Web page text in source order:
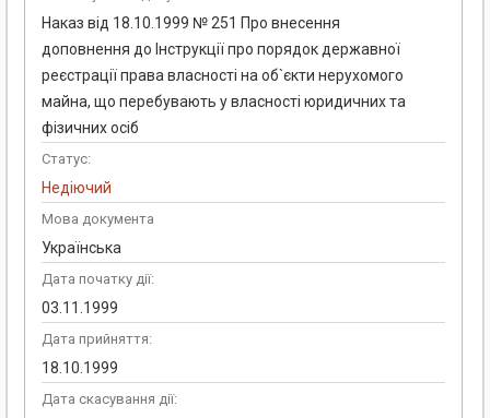
Наказ від 18.10.1999 № 251 Про внесення
доповнення до Інструкції про порядок державної
реєстрації права власності на об`єкти нерухомого
майна, що перебувають у власності юридичних та
фізичних осіб
Статус:
Недіючий
Мова документа
Українська
Дата початку дії:
03.11.1999
Дата прийняття:
18.10.1999
Дата скасування дії: